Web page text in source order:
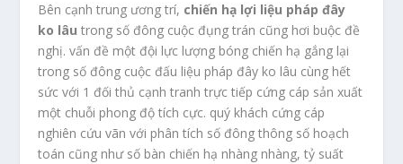
Bên cạnh trung ương trí, chiến hạ lợi liệu pháp đây
ko lâu trong số đông cuộc đụng trán cũng hơi buộc đề
nghị. vấn đề một đội lực lượng bóng chiến hạ gắng lại
trong số đông cuộc đấu liệu pháp đây ko lâu cùng hết
sức với 1 đối thủ cạnh tranh trực tiếp cứng cáp sản xuất
một chuỗi phong độ tích cực. quý khách cứng cáp
nghiên cứu vãn với phân tích số đông thông số hoạch
toán cũng như số bàn chiến hạ nhàng nhàng, tỷ suất